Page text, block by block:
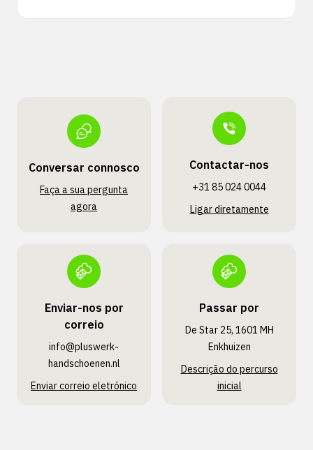
Conversar connosco
Faça a sua pergunta
agora
Contactar-nos
+31 85 024 0044
Ligar diretamente
Enviar-nos por
correio
info@pluswerk­
handschoenen.nl
Enviar correio eletrónico
Passar por
De Star 25, 1601 MH
Enkhuizen
Descrição do percurso
inicial